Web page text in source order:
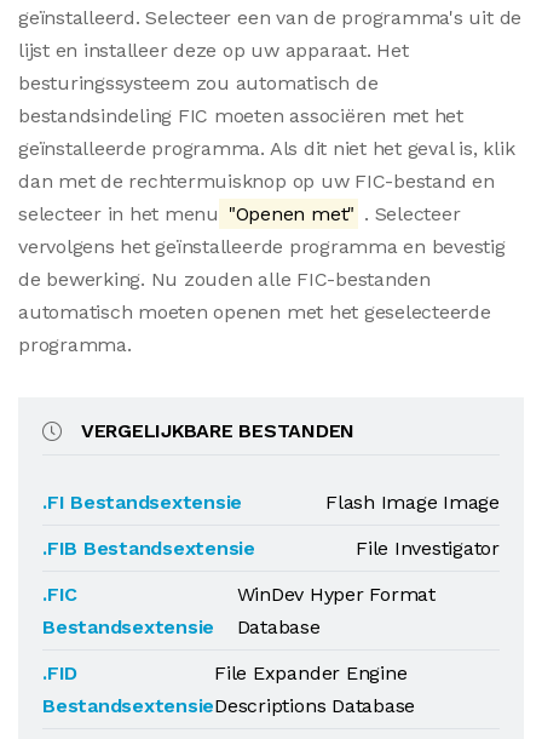
geïnstalleerd. Selecteer een van de programma's uit de
lijst en installeer deze op uw apparaat. Het
besturingssysteem zou automatisch de
bestandsindeling FIC moeten associëren met het
geïnstalleerde programma. Als dit niet het geval is, klik
dan met de rechtermuisknop op uw FIC-bestand en
selecteer in het menu "Openen met" . Selecteer
vervolgens het geïnstalleerde programma en bevestig
de bewerking. Nu zouden alle FIC-bestanden
automatisch moeten openen met het geselecteerde
programma.
VERGELIJKBARE BESTANDEN
.FI Bestandsextensie
Flash Image Image
.FIB Bestandsextensie
File Investigator
.FIC
Bestandsextensie
WinDev Hyper Format
Database
.FID
Bestandsextensie
File Expander Engine
Descriptions Database